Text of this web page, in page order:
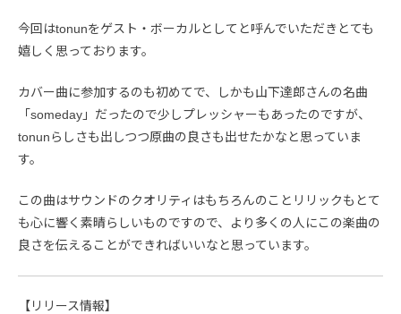
今回はtonunをゲスト・ボーカルとしてと呼んでいただきとても
嬉しく思っております。
カバー曲に参加するのも初めてで、しかも山下達郎さんの名曲
「someday」だったので少しプレッシャーもあったのですが、
tonunらしさも出しつつ原曲の良さも出せたかなと思っていま
す。
この曲はサウンドのクオリティはもちろんのことリリックもとて
も心に響く素晴らしいものですので、より多くの人にこの楽曲の
良さを伝えることができればいいなと思っています。
【リリース情報】